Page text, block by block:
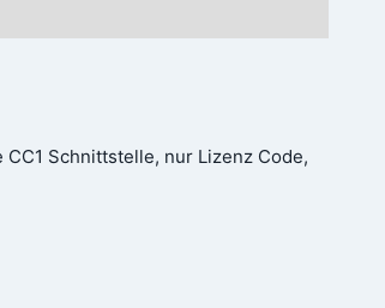
Schnittstelle, nur Lizenz Code,